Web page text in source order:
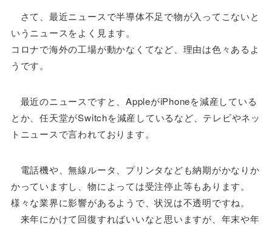
さて、最近ニュースで半導体不足で物が入ってこないと
いうニュースをよく見ます。
コロナで海外の工場が動かなくてなど、理由は色々あるよ
うです。
最近のニュースですと、AppleがiPhoneを減産している
とか、任天堂がSwitchを減産しているなど、テレビやネッ
トニュースで言われております。
電話機や、無線ルータ、プリンタなども納期がかなりか
かっていますし、物によっては受注停止等もあります。
様々な業界に影響があるようで、状況は不透明ですね。
来年にかけて回復すればいいなと思いますが、年末や年